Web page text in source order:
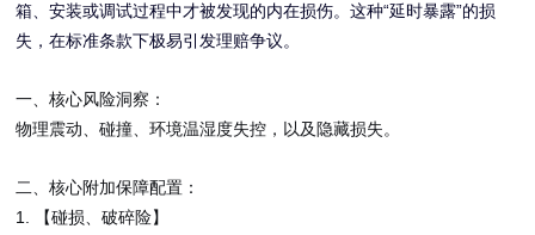
箱、安装或调试过程中才被发现的内在损伤。这种“延时暴露”的损
失，在标准条款下极易引发理赔争议。
一、核心风险洞察：
物理震动、碰撞、环境温湿度失控，以及隐藏损失。
二、核心附加保障配置：
1.
【碰损、破碎险】